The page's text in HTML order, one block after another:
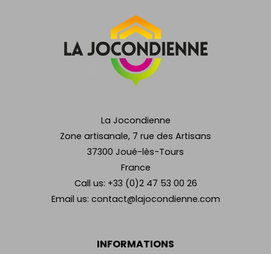
INFORMATIONS
La Jocondienne
Zone artisanale, 7 rue des Artisans
37300 Joué-lès-Tours
France
Call us: +33 (0)2 47 53 00 26
Email us: contact@lajocondienne.com